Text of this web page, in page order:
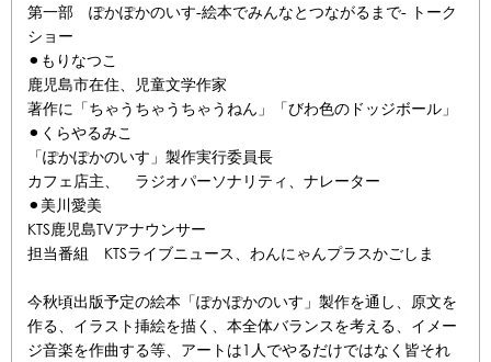
第一部 ぽかぽかのいす-絵本でみんなとつながるまで- トーク
ショー
⚫︎もりなつこ
鹿児島市在住、児童文学作家
著作に「ちゃうちゃうちゃうねん」「びわ色のドッジボール」
⚫︎くらやるみこ
「ぽかぽかのいす」製作実行委員長
カフェ店主、 ラジオパーソナリティ、ナレーター
⚫︎美川愛美
KTS鹿児島TVアナウンサー
担当番組 KTSライブニュース、わんにゃんプラスかごしま
今秋頃出版予定の絵本「ぽかぽかのいす」製作を通し、原文を
作る、イラスト挿絵を描く、本全体バランスを考える、イメー
ジ音楽を作曲する等、アートは1人でやるだけではなく皆それ